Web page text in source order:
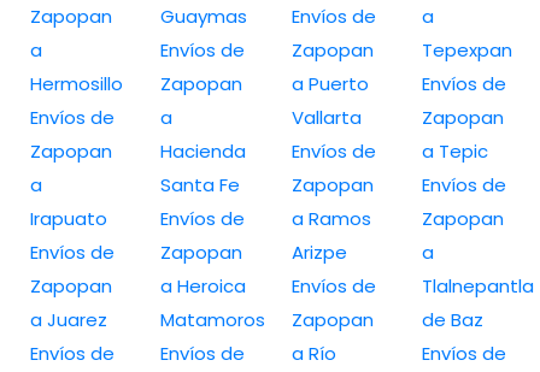
Zapopan
a
Hermosillo
Envíos de
Zapopan
a
Irapuato
Envíos de
Zapopan
a Juarez
Envíos de
Guaymas
Envíos de
Zapopan
a
Hacienda
Santa Fe
Envíos de
Zapopan
a Heroica
Matamoros
Envíos de
Envíos de
Zapopan
a Puerto
Vallarta
Envíos de
Zapopan
a Ramos
Arizpe
Envíos de
Zapopan
a Río
a
Tepexpan
Envíos de
Zapopan
a Tepic
Envíos de
Zapopan
a
Tlalnepantla
de Baz
Envíos de